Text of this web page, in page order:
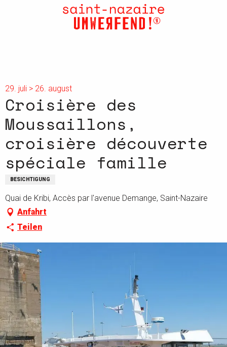
29. juli > 26. august
Croisière des
Moussaillons,
croisière découverte
spéciale famille
BESICHTIGUNG
Quai de Kribi, Accès par l'avenue Demange, Saint-Nazaire
Anfahrt
Teilen